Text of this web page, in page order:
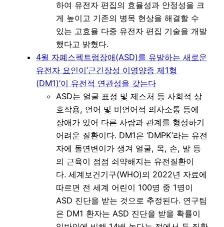
하여 유전자 편집의 효율성과 안정성을 크
게 높이고 기존의 병목 현상을 해결할 수
있는 고효율 다중 유전자 편집 기술을 개발
했다고 밝혔다.
4월 자폐스펙트럼장애(ASD)를 유발하는 새로운
유전자 요인이’근긴장성 이영양증 제1형
(DM1)’이 유전적 연관성을 갖는다
ASD는 얼굴 표정 및 제스처 등 사회적 상
호작용, 언어 및 비언어적 의사소통 등에
장애가 있어 다른 사람과 관계를 형성하기
어려운 질환이다. DM1은 ‘DMPK’라는 유전
자에 돌연변이가 생겨 얼굴, 목, 손, 발 등
의 근육이 점점 쇠약해지는 유전질환이
다. 세계보건기구(WHO)의 2022년 자료에
따르면 전 세계 어린이 100명 중 1명이
ASD 진단을 받는 것으로 추정된다. 연구팀
은 DM1 환자는 ASD 진단을 받을 확률이